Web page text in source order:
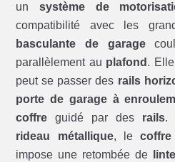
unsystème de
compatibilité avec les
basculante de garage
parallèlement au plafond .
peut se passer des rails
porte de garage à
coffre guidé par des rails.
rideau métallique, lecoffre
impose une retombée de